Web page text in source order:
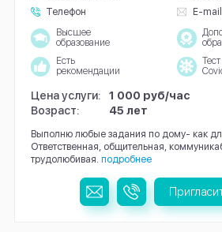
Телефон
E-mail
Высшее
образование
Есть
рекомендации
Цена услуги:
1 000 руб/час
Возраст:
45 лет
Выполню любые задания по дому- как
Ответственная, общительная,
трудолюбивая. подробнее